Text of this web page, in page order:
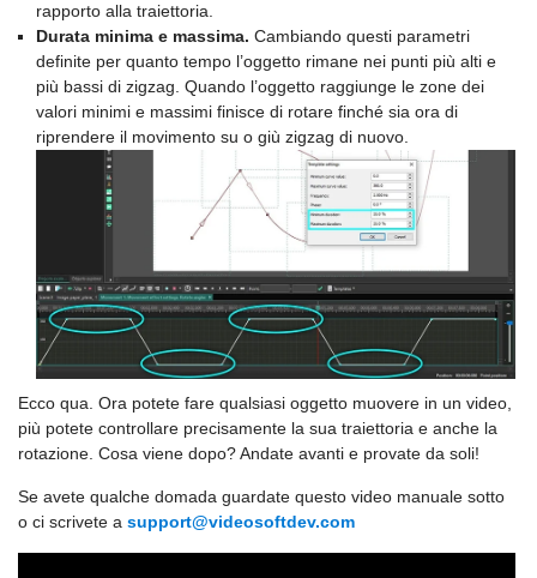
rapporto alla traiettoria.
Durata minima e massima. Cambiando questi parametri
definite per quanto tempo l’oggetto rimane nei punti più alti e
più bassi di zigzag. Quando l’oggetto raggiunge le zone dei
valori minimi e massimi finisce di rotare finché sia ora di
riprendere il movimento su o giù zigzag di nuovo.
Ecco qua. Ora potete fare qualsiasi oggetto muovere in un video,
più potete controllare precisamente la sua traiettoria e anche la
rotazione. Cosa viene dopo? Andate avanti e provate da soli!
Se avete qualche domada guardate questo video manuale sotto
o ci scrivete a support@videosoftdev.com